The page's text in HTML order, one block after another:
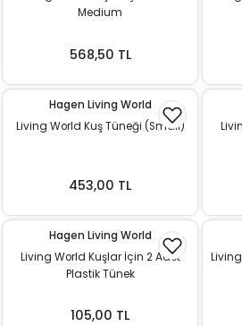
Medium
568,50 TL
Hagen Living World
Living World Kuş Tüneği (Small)
453,00 TL
Hagen Living World
Living World Kuşlar İçin 2 Adet
Plastik Tünek
105,00 TL